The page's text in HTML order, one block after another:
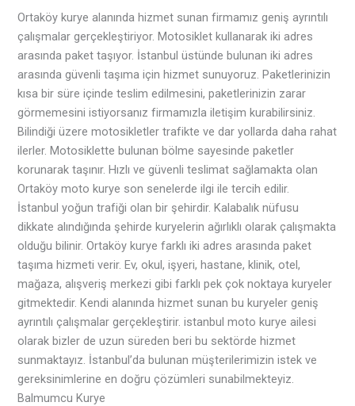
Ortaköy kurye alanında hizmet sunan firmamız geniş ayrıntılı
çalışmalar gerçekleştiriyor. Motosiklet kullanarak iki adres
arasında paket taşıyor. İstanbul üstünde bulunan iki adres
arasında güvenli taşıma için hizmet sunuyoruz. Paketlerinizin
kısa bir süre içinde teslim edilmesini, paketlerinizin zarar
görmemesini istiyorsanız firmamızla iletişim kurabilirsiniz.
Bilindiği üzere motosikletler trafikte ve dar yollarda daha rahat
ilerler. Motosiklette bulunan bölme sayesinde paketler
korunarak taşınır. Hızlı ve güvenli teslimat sağlamakta olan
Ortaköy moto kurye son senelerde ilgi ile tercih edilir.
İstanbul yoğun trafiği olan bir şehirdir. Kalabalık nüfusu
dikkate alındığında şehirde kuryelerin ağırlıklı olarak çalışmakta
olduğu bilinir. Ortaköy kurye farklı iki adres arasında paket
taşıma hizmeti verir. Ev, okul, işyeri, hastane, klinik, otel,
mağaza, alışveriş merkezi gibi farklı pek çok noktaya kuryeler
gitmektedir. Kendi alanında hizmet sunan bu kuryeler geniş
ayrıntılı çalışmalar gerçekleştirir. istanbul moto kurye ailesi
olarak bizler de uzun süreden beri bu sektörde hizmet
sunmaktayız. İstanbul’da bulunan müşterilerimizin istek ve
gereksinimlerine en doğru çözümleri sunabilmekteyiz.
Balmumcu Kurye